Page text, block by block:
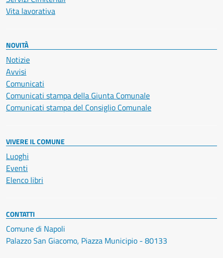
Vita lavorativa
NOVITÀ
Notizie
Avvisi
Comunicati
Comunicati stampa della Giunta Comunale
Comunicati stampa del Consiglio Comunale
VIVERE IL COMUNE
Luoghi
Eventi
Elenco libri
CONTATTI
Comune di Napoli
Palazzo San Giacomo, Piazza Municipio - 80133